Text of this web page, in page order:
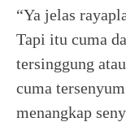
“Ya jelas
Tapi itu cuma
tersinggung
cuma
menangkap